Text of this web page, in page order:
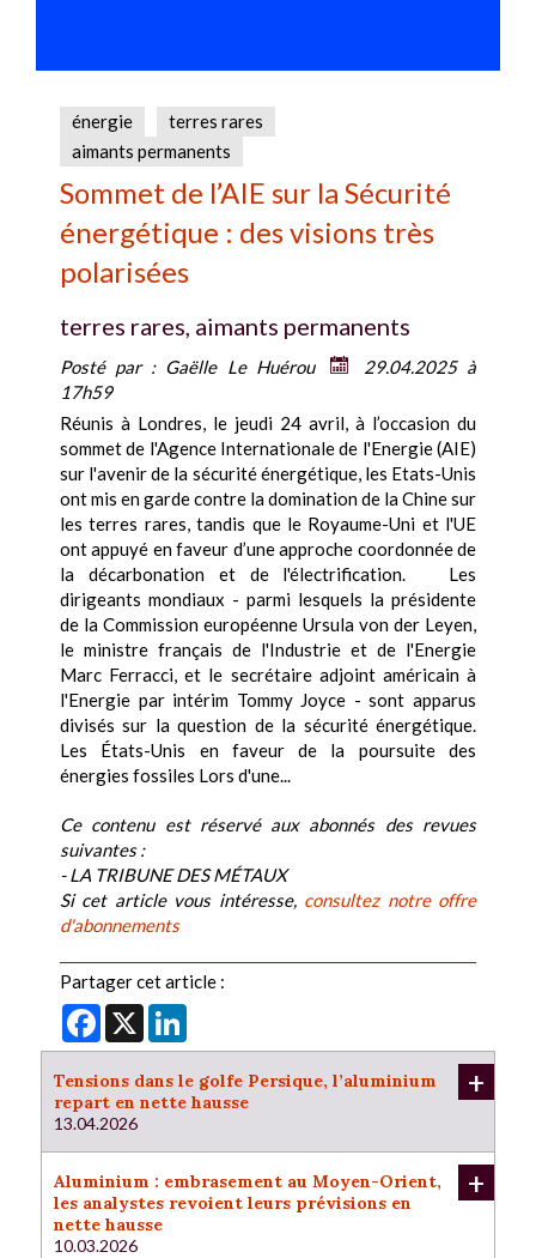
énergie
terres rares
aimants permanents
Sommet de l’AIE sur la Sécurité
énergétique : des visions très
polarisées
terres rares, aimants permanents
Posté par : Gaëlle Le Huérou
29.04.2025 à
17h59
Réunis à Londres, le jeudi 24 avril, à l’occasion du
sommet de l'Agence Internationale de l'Energie (AIE)
sur l'avenir de la sécurité énergétique, les Etats-Unis
ont mis en garde contre la domination de la Chine sur
les terres rares, tandis que le Royaume-Uni et l'UE
ont appuyé en faveur d’une approche coordonnée de
la décarbonation et de l'électrification. Les
dirigeants mondiaux - parmi lesquels la présidente
de la Commission européenne Ursula von der Leyen,
le ministre français de l'Industrie et de l'Energie
Marc Ferracci, et le secrétaire adjoint américain à
l'Energie par intérim Tommy Joyce - sont apparus
divisés sur la question de la sécurité énergétique.
Les États-Unis en faveur de la poursuite des
énergies fossiles Lors d'une...
Ce contenu est réservé aux abonnés des revues
suivantes :
- LA TRIBUNE DES MÉTAUX
Si cet article vous intéresse, consultez notre offre
d'abonnements
Partager cet article :
Facebook
X
Tensions dans le golfe Persique, l’aluminium
repart en nette hausse
13.04.2026
+
Aluminium : embrasement au Moyen-Orient,
les analystes revoient leurs prévisions en
nette hausse
10.03.2026
+